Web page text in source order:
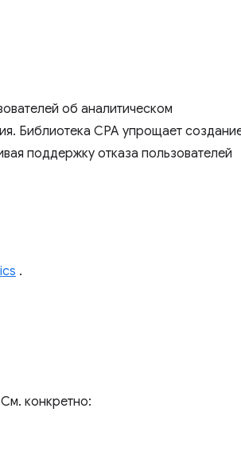
об аналитическом
Библиотека CPA упрощает
поддержку отказа пользователей
.
конкретно: